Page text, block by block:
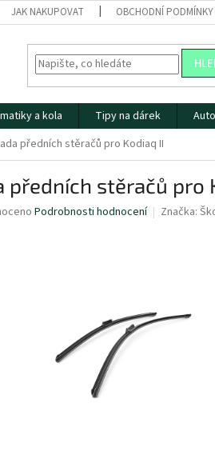
JAK NAKUPOVAT OBCHODNÍ PODMÍNKY
a kola Tipy na dárek
předních stěračů pro Kodiaq II
předních stěračů pro
Podrobnosti hodnocení Značka: